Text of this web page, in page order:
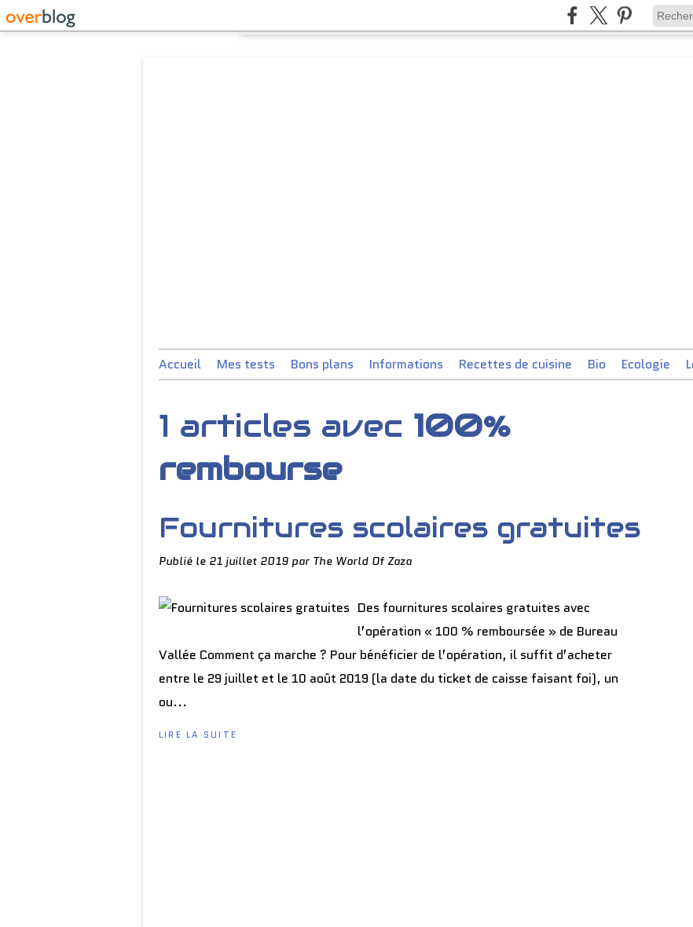
Accueil Mes tests Bons plans Informations Recettes de cuisine Bio Ecologie
1 articles avec 100%
rembourse
Fournitures scolaires gratuites
Publié le 21 juillet 2019 par The World Of Zaza
Des fournitures scolaires gratuites avec
l’opération « 100 % remboursée » de Bureau
Vallée Comment ça marche ? Pour bénéficier de l’opération, il suffit d’acheter
entre le 29 juillet et le 10 août 2019 (la date du ticket de caisse faisant foi), un
ou...
LIRE LA SUITE